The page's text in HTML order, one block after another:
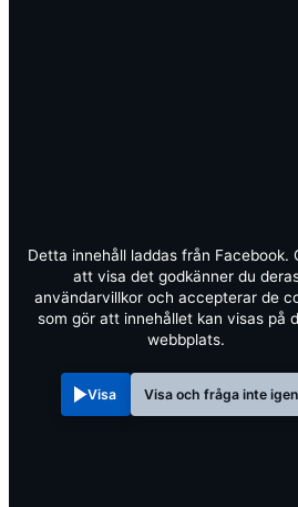
Detta innehåll laddas från Facebook.
att visa det godkänner du
användarvillkor och accepterar de
som gör att innehållet kan visas på
webbplats.
Visa Visa och fråga inte igen